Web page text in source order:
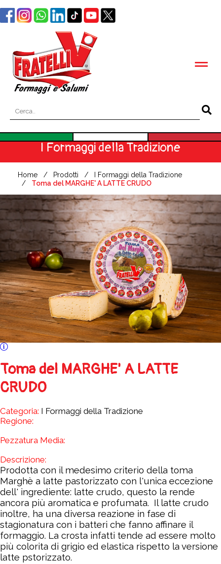
I Formaggi della Tradizione
Home Prodotti
I Formaggi della Tradizione
Toma del MARGHE' A LATTE CRUDO
Toma del MARGHE' A LATTE
CRUDO
Categoria: I Formaggi della Tradizione
Regione:
Pezzatura Media:
Descrizione:
Prodotta con il medesimo criterio della toma
Marghè a latte pastorizzato con l'unica eccezione
dell' ingrediente: latte crudo, questo la rende
ancora più aromatica e profumata. Il latte crudo
inoltre, ha una diversa reazione in fase di
stagionatura con i batteri che fanno affinare il
formaggio. La crosta infatti tende ad essere molto
più colorita di grigio ed elastica rispetto la versione
latte pstorizzato.